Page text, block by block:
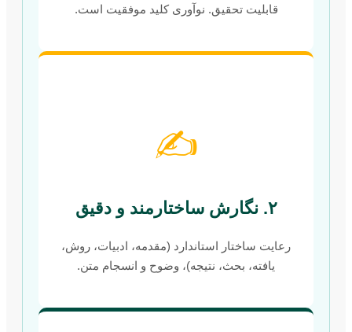
قابلیت تحقیق. نوآوری کلید موفقیت است.
✍️
۲. نگارش ساختارمند و دقیق
رعایت ساختار استاندارد (مقدمه، ادبیات، روش،
یافته، بحث، نتیجه)، وضوح و انسجام متن.